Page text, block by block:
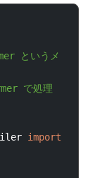
というメ
で処理
import